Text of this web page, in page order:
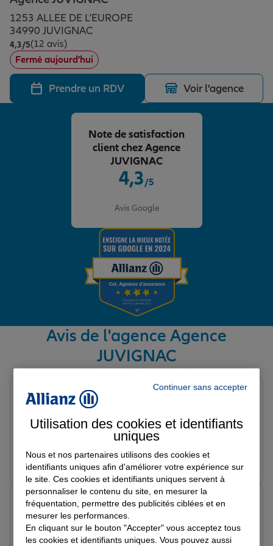
Assurance emprunteur
Prévoyance et dépendance
Assurance animal de compagnie
Protection de la famille
Protection juridique
Épargne & retraite
Plan épargne retraite
Assurance vie
Placements financiers
Investissements immobiliers
Transmission
Vos projets
Partir en vacances
Départ à la retraite
Préparer l’avenir
Conseil assurance
Assurance habitation
Le Pack Famille
Garantie des accidents de la vie
Assurance scolaire
Protection juridique
Tous nos devis d'assurance
Allianz en France
1253 ALLEE DE L'EUROPE
34990 JUVIGNAC
4,3/5Note de 4.3 sur 5
(12 avis)
Fermé aujourd'hui
Prendre un RDV Voir l'agence
4,3/5
Avis Google
Note de satisfaction
client chez Agence
JUVIGNAC
Avis de l'agence Agence
JUVIGNAC
Avis sur une période de 6 mois
Note de 5 sur 5
Très bonne assurance !!
Filipe A.
Prendre un RDV Voir l'agence
Note de 5 sur 5
Le 29/04/2026 - Agence JUVIGNAC
Mohamed B.
Continuer sans accepter
Utilisation des cookies et identifiants
uniques
Nous et nos partenaires utilisons des cookies et
identifiants uniques afin d'améliorer votre expérience sur
le site. Ces cookies et identifiants uniques servent à
personnaliser le contenu du site, en mesurer la
fréquentation, permettre des publicités ciblées et en
mesurer les performances.
En cliquant sur le bouton "Accepter" vous acceptez tous
les cookies et identifiants uniques. Vous pouvez aussi